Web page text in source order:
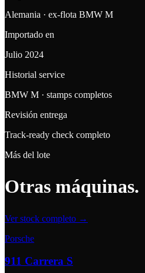
Alemania · ex-flota BMW M
Importado en
Julio 2024
Historial service
BMW M · stamps completos
Revisión entrega
Track-ready check completo
Más del lote
Otras máquinas.
Ver stock completo →
Porsche
911 Carrera S